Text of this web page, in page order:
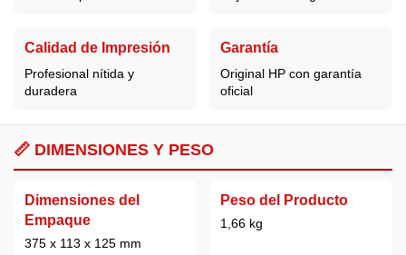
Calidad de Impresión
Profesional nítida y
duradera
Garantía
Original HP con garantía
oficial
📏 DIMENSIONES Y PESO
Dimensiones del
Empaque
375 x 113 x 125 mm
Peso del Producto
1,66 kg